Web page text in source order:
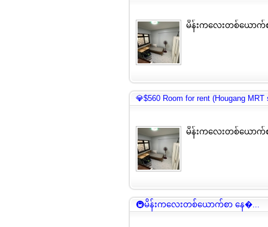
မိန်းကလေးတစ်ယောက်
💎$560 Room for rent (Hougang MRT
မိန်းကလေးတစ်ယောက်
🚇မိန်းကလေးတစ်ယောက်စာ နေ�...